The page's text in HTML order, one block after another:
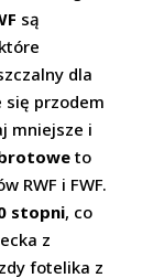
są
dla
się przodem
mniejsze i
to
RWF i FWF.
stopni, co
z
fotelika z